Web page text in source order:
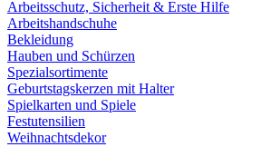
Arbeitsschutz, Sicherheit & Erste Hilfe
Arbeitshandschuhe
Bekleidung
Hauben und Schürzen
Spezialsortimente
Geburtstagskerzen mit Halter
Spielkarten und Spiele
Festutensilien
Weihnachtsdekor